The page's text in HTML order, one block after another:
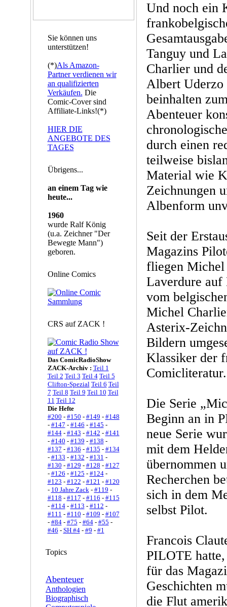
Sie können uns
unterstützen!
(*)Als Amazon-
Partner verdienen wir
an qualifizierten
Verkäufen. Die
Comic-Cover sind
Affiliate-Links!(*)
HIER DIE
ANGEBOTE DES
TAGES
Übrigens...
an einem Tag wie
heute...
1960
wurde Ralf König
(u.a. Zeichner "Der
Bewegte Mann")
geboren.
Online Comics
CRS auf ZACK !
Das ComicRadioShow
ZACK-Archiv : Teil 1
Teil 2 Teil 3 Teil 4 Teil 5
Clifton-Spezial Teil 6 Teil
7 Teil 8 Teil 9 Teil 10 Teil
11 Teil 12
Die Hefte
#200 - #150 - #149 - #148
- #147 - #146 - #145 -
#144- #143 - #142 - #141
- #140 - #139 - #138 -
#137 - #136 - #135 - #134
- #133 - #132 - #131 -
#130 - #129 - #128 - #127
- #126 - #125 - #124-
#123 - #122 - #121 - #120
- 10 Jahre Zack- #119 -
#118 - #117 - #116 - #115
- #114- #113 - #112 -
#111 - #110 - #109 - #107
- #84- #75 - #64- #55 -
#46 - SH #4- #9 - #1
Topics
Abenteuer
Anthologien
Biographisch
Und noch ein
Tanguy und
Charlier und
Albert Uderzo
beinhalten
Abenteuer
durch einen
teilweise
Material wie
Zeichnungen
Albenform
Seit der
Magazins
fliegen Michel
Laverdure auf
vom
Michel
Asterix-
Bildern
Klassiker der
Comicliteratur.
Die Serie
Beginn an in
neue Serie
mit dem
übernommen
Recherchen
sich in dem
selbst Pilot.
Francois
PILOTE
für das
Geschichten
die Flut